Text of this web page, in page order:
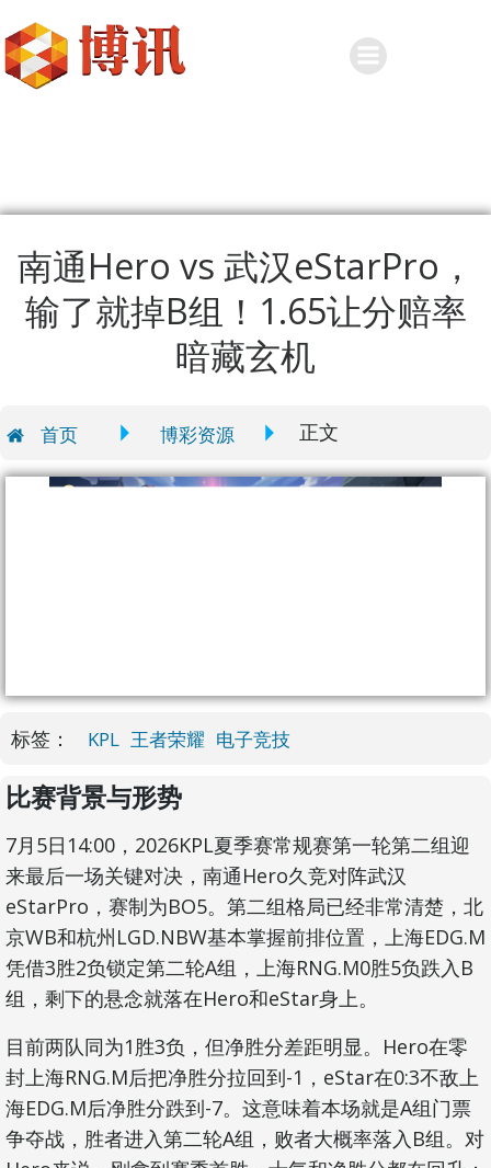
南通Hero vs 武汉eStarPro，
输了就掉B组！1.65让分赔率
暗藏玄机
首页 博彩资源 正文
标签： KPL 王者荣耀 电子竞技
比赛背景与形势
7月5日14:00，2026KPL夏季赛常规赛第一轮第二组迎
来最后一场关键对决，南通Hero久竞对阵武汉
eStarPro，赛制为BO5。第二组格局已经非常清楚，北
京WB和杭州LGD.NBW基本掌握前排位置，上海EDG.M
凭借3胜2负锁定第二轮A组，上海RNG.M0胜5负跌入B
组，剩下的悬念就落在Hero和eStar身上。
目前两队同为1胜3负，但净胜分差距明显。Hero在零
封上海RNG.M后把净胜分拉回到-1，eStar在0:3不敌上
海EDG.M后净胜分跌到-7。这意味着本场就是A组门票
争夺战，胜者进入第二轮A组，败者大概率落入B组。对